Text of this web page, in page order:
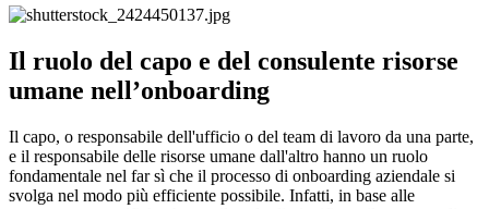
Il ruolo del capo e del consulente risorse
umane nell’onboarding
Il capo, o responsabile dell'ufficio o del team di lavoro da una parte,
e il responsabile delle risorse umane dall'altro hanno un ruolo
fondamentale nel far sì che il processo di onboarding aziendale si
svolga nel modo più efficiente possibile. Infatti, in base alle